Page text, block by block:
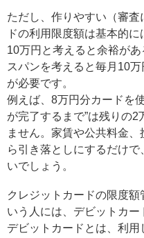
ただし、作りやすい（審
ドの利用限度額は基本的
10万円と考えると余裕が
スパンを考えると毎月10
が必要です。
例えば、8万円分カードを
が完了するまで”は残りの
ません。家賃や公共料金
ら引き落としにするだけ
いでしょう。
クレジットカードの限度
いう人には、デビットカー
デビットカードとは、利